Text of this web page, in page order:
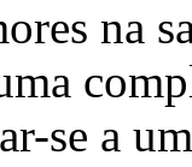
na
se a